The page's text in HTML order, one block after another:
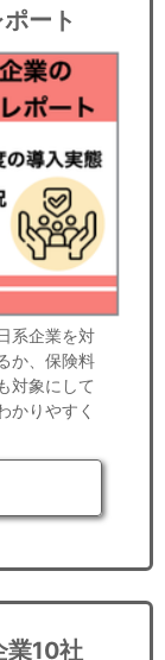
ート
系企業を対
か、保険料
対象にして
かりやすく
業10社